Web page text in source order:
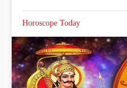
Horoscope Today